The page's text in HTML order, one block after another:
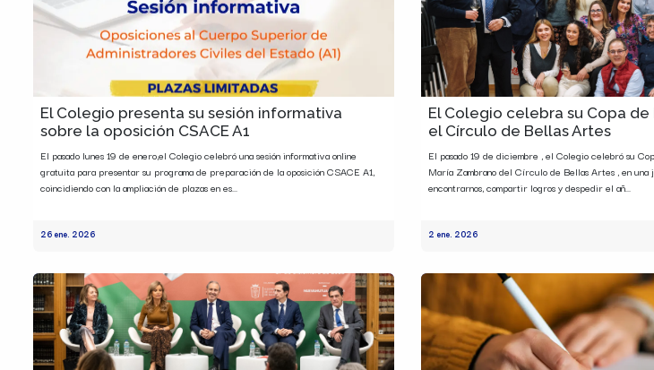
El Colegio presenta su sesión informativa
sobre la oposición CSACE A1
El pasado lunes 19 de enero,el Colegio celebró una sesión informativa online
gratuita para presentar su programa de preparación de la oposición CSACE A1,
coincidiendo con la ampliación de plazas en es...
26 ene. 2026
El Colegio celebra su Copa de
el Círculo de Bellas Artes
El pasado 19 de diciembre , el Colegio celebró su
María Zambrano del Círculo de Bellas Artes , en una
encontrarnos, compartir logros y despedir el añ...
2 ene. 2026